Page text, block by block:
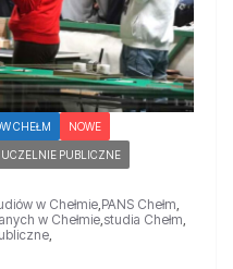
CHEŁM NOWE
UCZELNIE PUBLICZNE
w Chełmie,PANS Chełm,
w Chełmie,studia Chełm,
,